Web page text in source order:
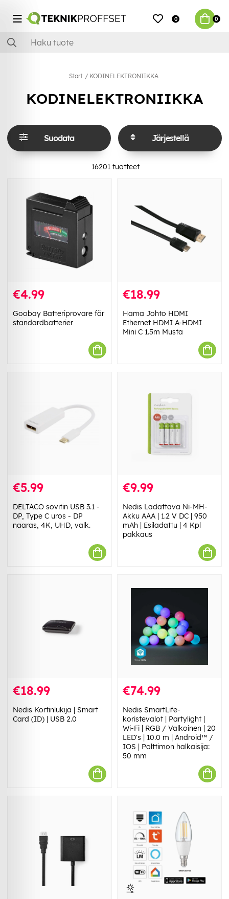
0 0
Start KODINELEKTRONIIKKA
KODINELEKTRONIIKKA
Suodata Järjestellä
16201 tuotteet
€4.99
Goobay Batteriprovare för
standardbatterier
€18.99
Hama Johto HDMI
Ethernet HDMI A-HDMI
Mini C 1.5m Musta
€5.99
DELTACO sovitin USB 3.1 -
DP, Type C uros - DP
naaras, 4K, UHD, valk.
€9.99
Nedis Ladattava Ni-MH-
Akku AAA | 1.2 V DC | 950
mAh | Esiladattu | 4 Kpl
pakkaus
€18.99
Nedis Kortinlukija | Smart
Card (ID) | USB 2.0
€74.99
Nedis SmartLife-
koristevalot | Partylight |
Wi-Fi | RGB / Valkoinen | 20
LED's | 10.0 m | Android™ /
IOS | Polttimon halkaisija:
50 mm